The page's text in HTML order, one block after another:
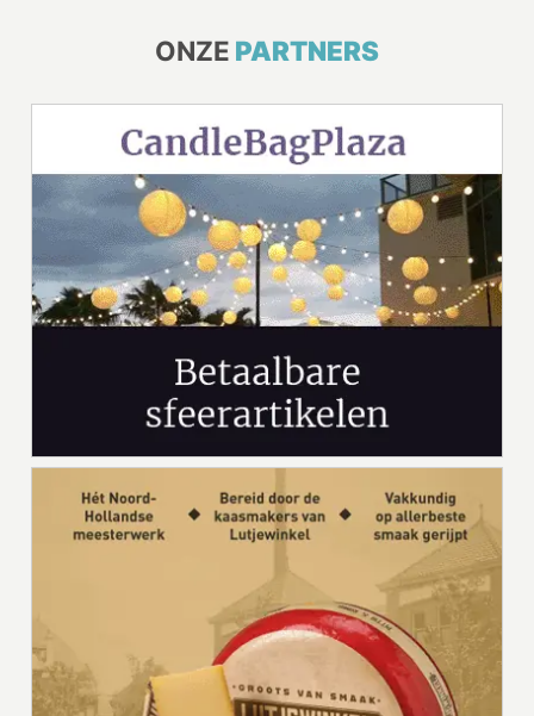
ONZE PARTNERS